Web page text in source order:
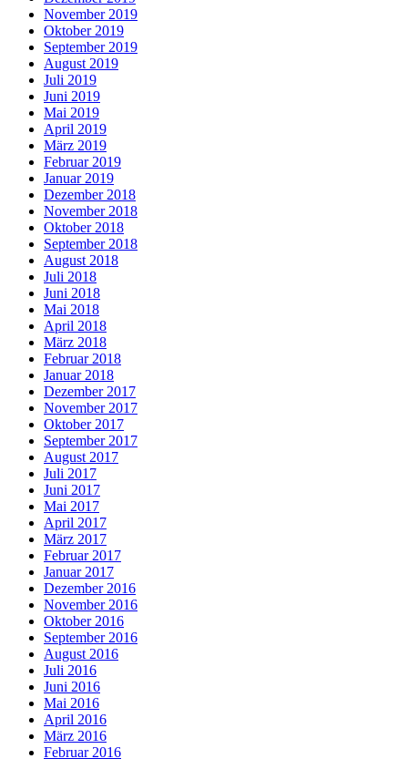
November 2019
Oktober 2019
September 2019
August 2019
Juli 2019
Juni 2019
Mai 2019
April 2019
März 2019
Februar 2019
Januar 2019
Dezember 2018
November 2018
Oktober 2018
September 2018
August 2018
Juli 2018
Juni 2018
Mai 2018
April 2018
März 2018
Februar 2018
Januar 2018
Dezember 2017
November 2017
Oktober 2017
September 2017
August 2017
Juli 2017
Juni 2017
Mai 2017
April 2017
März 2017
Februar 2017
Januar 2017
Dezember 2016
November 2016
Oktober 2016
September 2016
August 2016
Juli 2016
Juni 2016
Mai 2016
April 2016
März 2016
Februar 2016